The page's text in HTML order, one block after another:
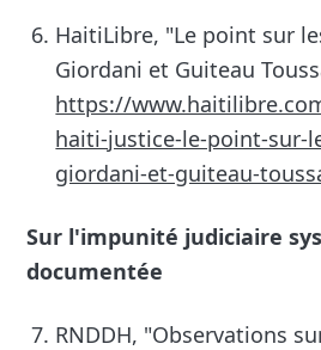
HaitiLibre, "Le point sur
Giordani et Guiteau
https://
haiti-justice-le-point-sur-
giordani-et-guiteau-
Sur l'impunité judiciaire
documentée
RNDDH, "Observations